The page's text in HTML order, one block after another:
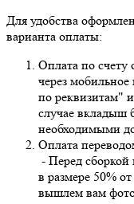
Для удобства
варианта оплаты:
Оплата по счету
через
по реквизитам"
случае вкладыш
необходимыми
Оплата
- Перед сборкой
в размере 50%
вышлем вам фото